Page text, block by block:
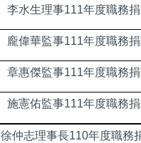
李水生理事111年度職務
龐偉華監事111年度職務
章惠傑監事111年度職務
施憲佑監事111年度職務
徐仲志理事長110年度職務